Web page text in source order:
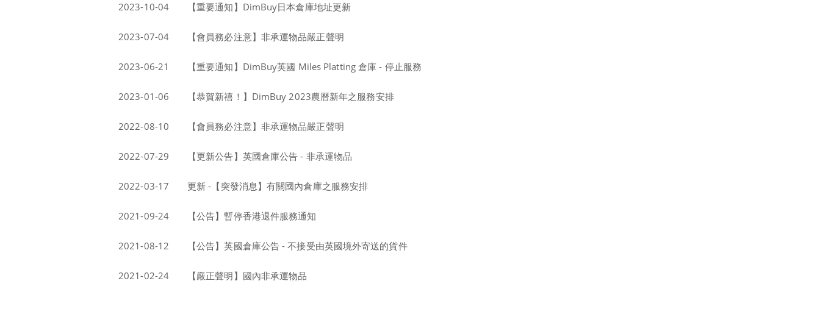
2023-10-04 【重要通知】DimBuy日本倉庫地址更新
2023-07-04 【會員務必注意】非承運物品嚴正聲明
2023-06-21 【重要通知】DimBuy英國 Miles Platting 倉庫 - 停止服務
2023-01-06 【恭賀新禧！】DimBuy 2023農曆新年之服務安排
2022-08-10 【會員務必注意】非承運物品嚴正聲明
2022-07-29 【更新公告】英國倉庫公告 - 非承運物品
2022-03-17 更新 -【突發消息】有關國內倉庫之服務安排
2021-09-24 【公告】暫停香港退件服務通知
2021-08-12 【公告】英國倉庫公告 - 不接受由英國境外寄送的貨件
2021-02-24 【嚴正聲明】國內非承運物品